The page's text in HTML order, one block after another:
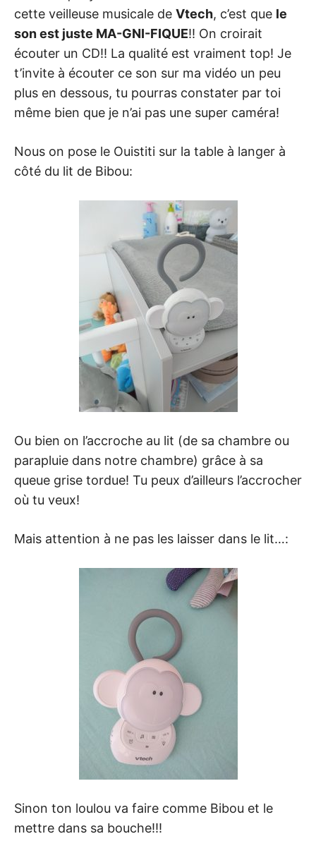
cette veilleuse musicale de Vtech, c’est que le
son est juste MA-GNI-FIQUE!! On croirait
écouter un CD!! La qualité est vraiment top! Je
t’invite à écouter ce son sur ma vidéo un peu
plus en dessous, tu pourras constater par toi
même bien que je n’ai pas une super caméra!
Nous on pose le Ouistiti sur la table à langer à
côté du lit de Bibou:
Ou bien on l’accroche au lit (de sa chambre ou
parapluie dans notre chambre) grâce à sa
queue grise tordue! Tu peux d’ailleurs l’accrocher
où tu veux!
Mais attention à ne pas les laisser dans le lit…:
Sinon ton loulou va faire comme Bibou et le
mettre dans sa bouche!!!